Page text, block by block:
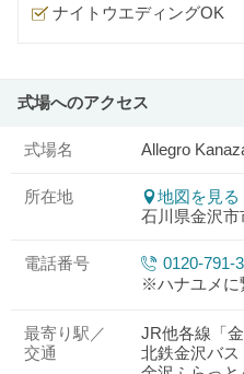
ナイトウエディングOK
式場へのアクセス
式場名 Allegro
所在地
地図を見る
石川県金沢市
電話番号
0120-791-
※ハナユメに
最寄り駅／
交通
JR他各線「
北鉄金沢バ